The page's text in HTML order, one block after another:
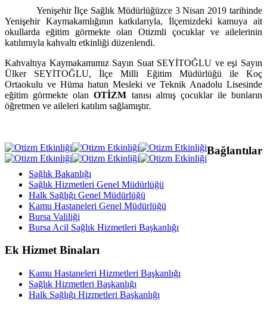
Yenişehir İlçe Sağlık Müdürlüğüzce 3 Nisan 2019 tarihinde
Yenişehir Kaymakamlığının katkılarıyla, İlçemizdeki kamuya ait
okullarda eğitim görmekte olan Otizmli çocuklar ve ailelerinin
katılımıyla kahvaltı etkinliği düzenlendi.
Kahvaltıya Kaymakamımız Sayın Suat SEYİTOĞLU ve eşi Sayın
Ülker SEYİTOĞLU, İlçe Milli Eğitim Müdürlüğü ile Koç
Ortaokulu ve Hüma hatun Mesleki ve Teknik Anadolu Lisesinde
eğitim görmekte olanOTİZM tanısı almış çocuklar ile bunların
öğretmen ve aileleri katılım sağlamıştır.
Bağlantılar
Sağlık Bakanlığı
Sağlık Hizmetleri Genel Müdürlüğü
Halk Sağlığı Genel Müdürlüğü
Kamu Hastaneleri Genel Müdürlüğü
Bursa Valiliği
Bursa Acil Sağlık Hizmetleri Başkanlığı
Ek Hizmet Binaları
Kamu Hastaneleri Hizmetleri Başkanlığı
Sağlık Hizmetleri Başkanlığı
Halk Sağlığı Hizmetleri Başkanlığı